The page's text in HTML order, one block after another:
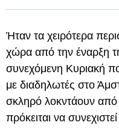
Ήταν τα χειρότερα
χώρα από την έναρξη
συνεχόμενη Κυριακή
με διαδηλωτές στο
σκληρό λοκντάουν
πρόκειται να